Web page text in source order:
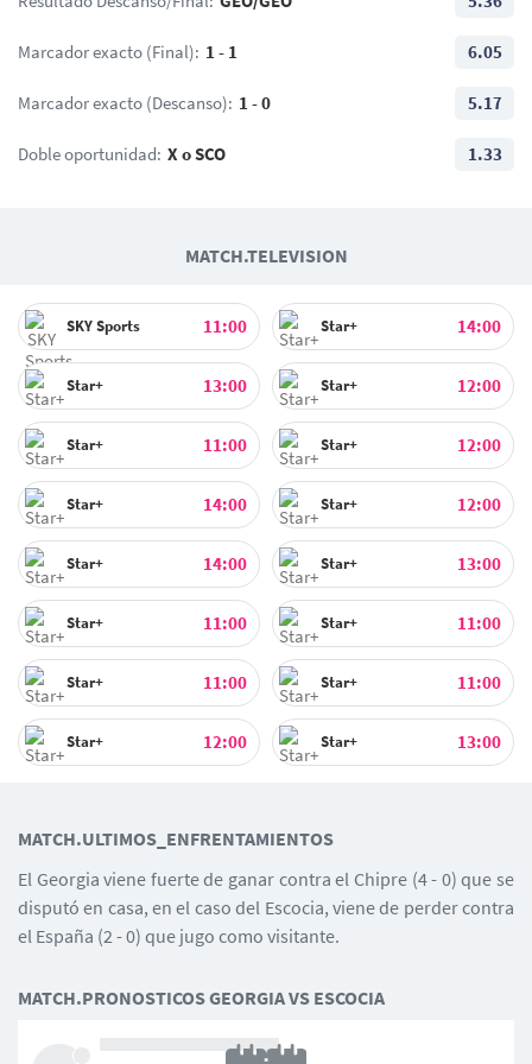
MATCH.PRONOSTICOS GEORGIA VS ESCOCIA
Marcador exacto (Final): 1 - 1 6.05
Marcador exacto (Descanso): 1 - 0 5.17
Doble oportunidad: X o SCO 1.33
MATCH.TELEVISION
SKY Sports 11:00 Star+ 14:00
Star+ 13:00 Star+ 12:00
Star+ 11:00 Star+ 12:00
Star+ 14:00 Star+ 12:00
Star+ 14:00 Star+ 13:00
Star+ 11:00 Star+ 11:00
Star+ 11:00 Star+ 11:00
Star+ 12:00 Star+ 13:00
MATCH.ULTIMOS_ENFRENTAMIENTOS
El Georgia viene fuerte de ganar contra el Chipre (4 - 0) que se
disputó en casa, en el caso del Escocia, viene de perder contra
el España (2 - 0) que jugo como visitante.